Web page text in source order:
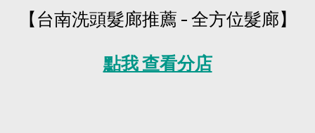
【台南洗頭髮廊推薦 - 全方位髮廊】
點我 查看分店